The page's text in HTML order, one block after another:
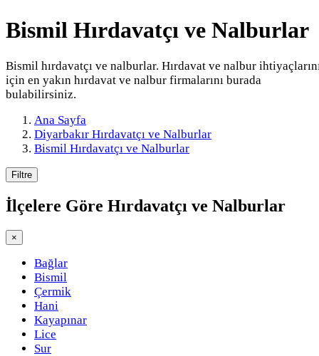
Bismil Hırdavatçı ve Nalburlar
Bismil hırdavatçı ve nalburlar. Hırdavat ve nalbur
için en yakın hırdavat ve nalbur firmalarını burada
bulabilirsiniz.
Ana Sayfa
Diyarbakır Hırdavatçı ve Nalburlar
Bismil Hırdavatçı ve Nalburlar
Filtre
İlçelere Göre Hırdavatçı ve Nalburlar
×
Bağlar
Bismil
Çermik
Hani
Kayapınar
Lice
Sur